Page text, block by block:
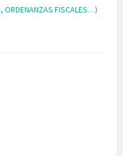
ORDENANZAS FISCALES…)